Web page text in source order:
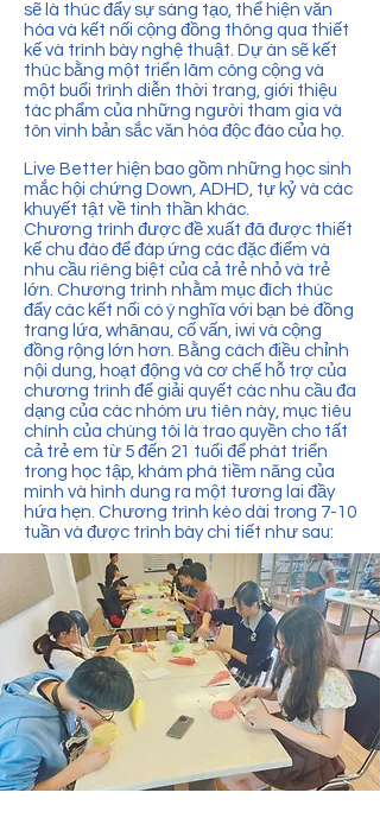
sẽ là thúc đẩy sự sáng tạo, thể hiện văn
hóa và kết nối cộng đồng thông qua thiết
kế và trình bày nghệ thuật. Dự án sẽ kết
thúc bằng một triển lãm công cộng và
một buổi trình diễn thời trang, giới thiệu
tác phẩm của những người tham gia và
tôn vinh bản sắc văn hóa độc đáo của họ.
Live Better hiện bao gồm những học sinh
mắc hội chứng Down, ADHD, tự kỷ và các
khuyết tật về tinh thần khác.
Chương trình được đề xuất đã được thiết
kế chu đáo để đáp ứng các đặc điểm và
nhu cầu riêng biệt của cả trẻ nhỏ và trẻ
lớn. Chương trình nhằm mục đích thúc
đẩy các kết nối có ý nghĩa với bạn bè đồng
trang lứa, whānau, cố vấn, iwi và cộng
đồng rộng lớn hơn. Bằng cách điều chỉnh
nội dung, hoạt động và cơ chế hỗ trợ của
chương trình để giải quyết các nhu cầu đa
dạng của các nhóm ưu tiên này, mục tiêu
chính của chúng tôi là trao quyền cho tất
cả trẻ em từ 5 đến 21 tuổi để phát triển
trong học tập, khám phá tiềm năng của
mình và hình dung ra một tương lai đầy
hứa hẹn. Chương trình kéo dài trong 7-10
tuần và được trình bày chi tiết như sau: